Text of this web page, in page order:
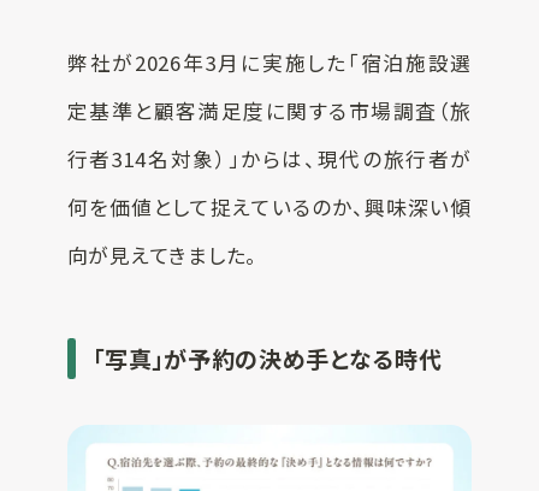
弊社が2026年3月に実施した「宿泊施設選
定基準と顧客満足度に関する市場調査（旅
行者314名対象）」からは、現代の旅行者が
何を価値として捉えているのか、興味深い傾
向が見えてきました。
「写真」が予約の決め手となる時代